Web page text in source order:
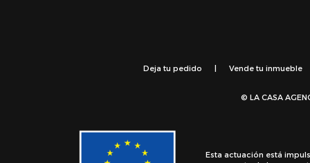
Deja tu pedido | Vende tu inmueble
© LA CASA
Esta actuación está